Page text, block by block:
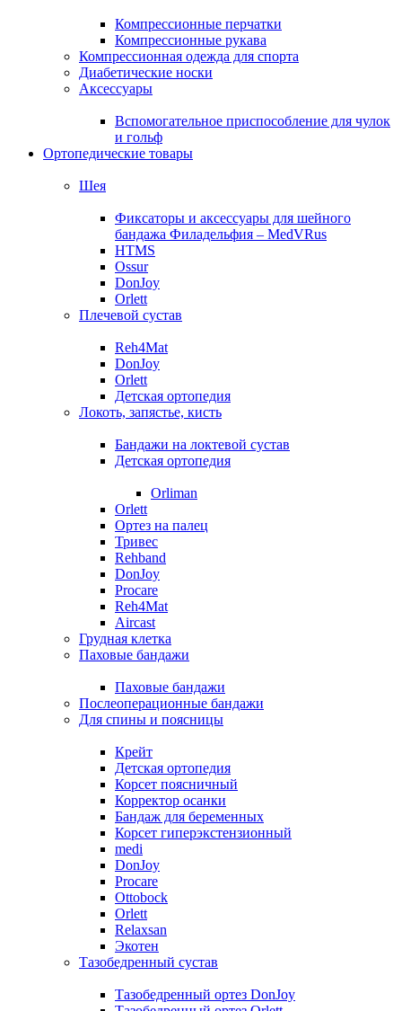
Компрессионные перчатки
Компрессионные рукава
Компрессионная одежда для спорта
Диабетические носки
Аксессуары
Вспомогательное приспособление для чулок
и гольф
Ортопедические товары
Шея
Фиксаторы и аксессуары для шейного
бандажа Филадельфия – MedVRus
HTMS
Ossur
DonJoy
Orlett
Плечевой сустав
Reh4Mat
DonJoy
Orlett
Детская ортопедия
Локоть, запястье, кисть
Бандажи на локтевой сустав
Детская ортопедия
Orliman
Orlett
Ортез на палец
Тривес
Rehband
DonJoy
Procare
Reh4Mat
Aircast
Грудная клетка
Паховые бандажи
Паховые бандажи
Послеоперационные бандажи
Для спины и поясницы
Крейт
Детская ортопедия
Корсет поясничный
Корректор осанки
Бандаж для беременных
Корсет гиперэкстензионный
medi
DonJoy
Procare
Ottobock
Orlett
Relaxsan
Экотен
Тазобедренный сустав
Тазобедренный ортез DonJoy